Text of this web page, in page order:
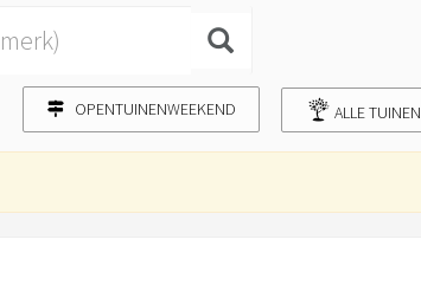
OPENTUINENWEEKEND ALLE TUINEN